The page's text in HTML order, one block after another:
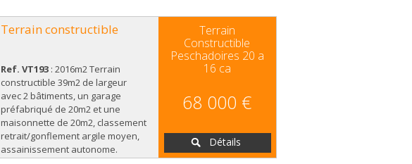
Terrain constructible
Ref. VT193 : 2016m2 Terrain
constructible 39m2 de largeur
avec 2 bâtiments, un garage
préfabriqué de 20m2 et une
maisonnette de 20m2, classement
retrait/gonflement argile moyen,
assainissement autonome.
Terrain
Constructible
Peschadoires 20 a
16 ca
68 000 €
Détails